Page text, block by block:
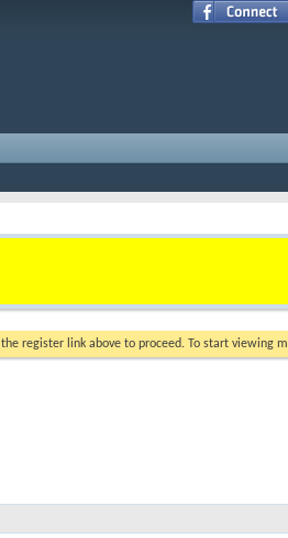
the register link above to proceed. To start